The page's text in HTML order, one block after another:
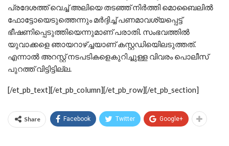
പ്രദേശത്ത് വെച്ച് അലിയെ തടഞ്ഞ് നിർത്തി മൊബൈലിൽ
ഫോട്ടോയെടുത്തെന്നും മർദ്ദിച്ച് പണമാവശ്യപ്പെട്ട്
ഭീഷണിപ്പെടുത്തിയെന്നുമാണ് പരാതി. സംഭവത്തിൽ
യുവാക്കളെ ഞായറാഴ്ച്ചയാണ് കസ്റ്റഡിയിെലടുത്തത്.
എന്നാൽ അറസ്റ്റ് നടപടികളെകുറിച്ചുള്ള വിവരം പൊലീസ്
പുറത്ത് വിട്ടിട്ടില്ല.
[/et_pb_text][/et_pb_column][/et_pb_row][/et_pb_section]
Share Facebook Twitter Google+